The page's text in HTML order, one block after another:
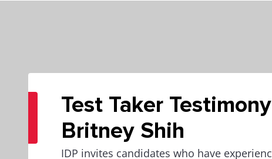
Test Taker
Britney Shih
IDP invites candidates who have